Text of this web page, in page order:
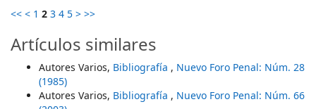
<< < 1 2 3 4 5 > >>
Artículos similares
Autores Varios, Bibliografía , Nuevo Foro Penal: Núm. 28
(1985)
Autores Varios, Bibliografía , Nuevo Foro Penal: Núm. 66